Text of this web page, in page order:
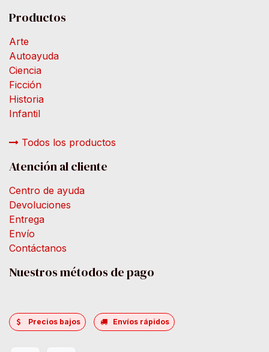
Productos
Arte
Autoayuda
Ciencia
Ficción
Historia
Infantil
Todos los productos
Atención al cliente
Centro de ayuda
Devoluciones
Entrega
Envío
Contáctanos
Nuestros métodos de pago
Precios bajos Envíos rápidos